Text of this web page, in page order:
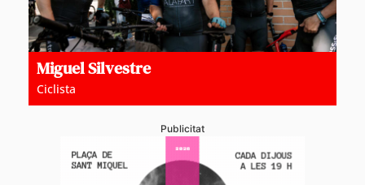
Miguel Silvestre
Ciclista
Publicitat